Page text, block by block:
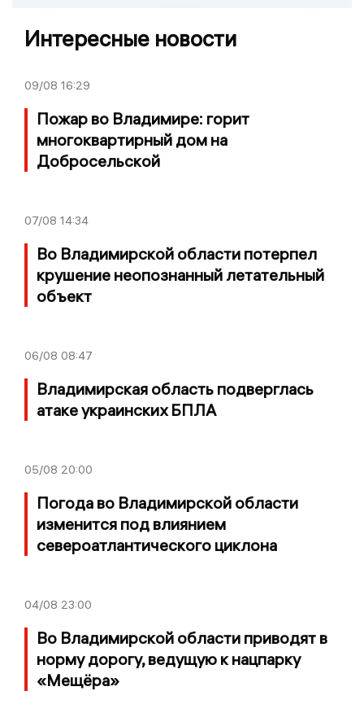
Интересные новости
09/08 16:29
Пожар во Владимире: горит
многоквартирный дом на
Добросельской
07/08 14:34
Во Владимирской области потерпел
крушение неопознанный летательный
объект
06/08 08:47
Владимирская область подверглась
атаке украинских БПЛА
05/08 20:00
Погода во Владимирской области
изменится под влиянием
североатлантического циклона
04/08 23:00
Во Владимирской области приводят в
норму дорогу, ведущую к нацпарку
«Мещёра»